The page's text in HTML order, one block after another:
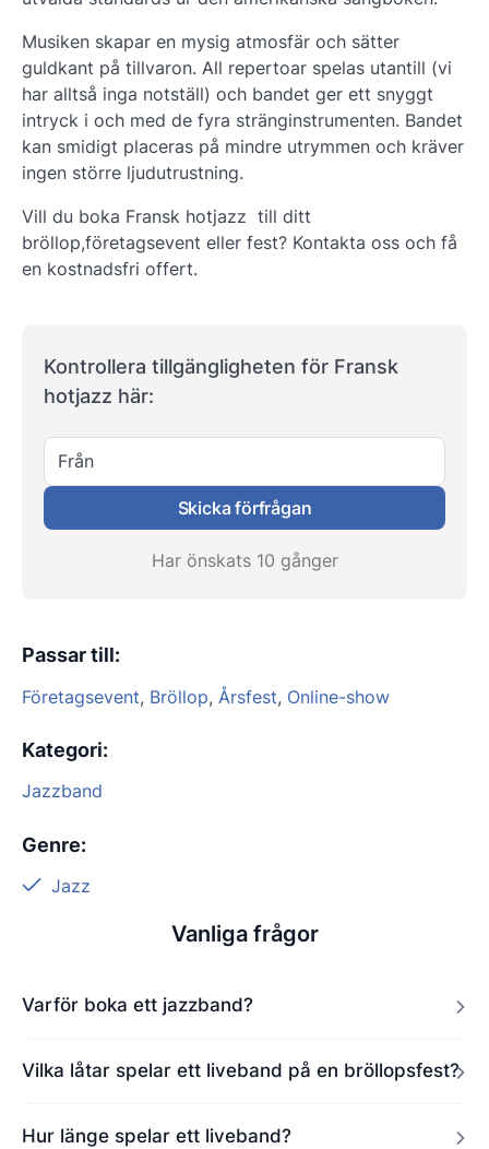
Musiken skapar en mysig atmosfär och sätter
guldkant på tillvaron. All repertoar spelas utantill (vi
har alltså inga notställ) och bandet ger ett snyggt
intryck i och med de fyra stränginstrumenten. Bandet
kan smidigt placeras på mindre utrymmen och kräver
ingen större ljudutrustning.
Vill du boka Fransk hotjazz till ditt
bröllop,företagsevent eller fest? Kontakta oss och få
en kostnadsfri offert.
Kontrollera tillgängligheten för Fransk
hotjazz här:
Från
Skicka förfrågan
Har önskats 10 gånger
Passar till:
Företagsevent, Bröllop, Årsfest, Online-show
Kategori:
Jazzband
Genre:
Jazz
Vanliga frågor
Varför boka ett jazzband?
Vilka låtar spelar ett liveband på en bröllopsfest?
Hur länge spelar ett liveband?